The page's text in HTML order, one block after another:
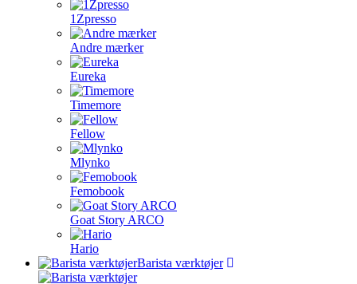
1Zpresso
Andre mærker
Eureka
Timemore
Fellow
Mlynko
Femobook
Goat Story ARCO
Hario
Barista værktøjer